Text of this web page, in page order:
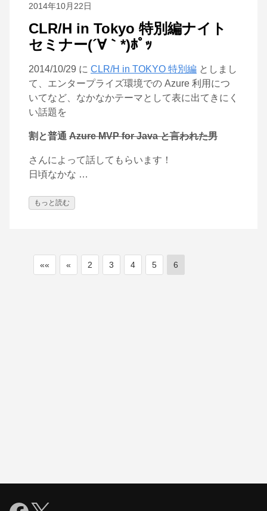
2014年10月22日
CLR/H in Tokyo 特別編ナイト
セミナー(´∀｀*)ﾎﾟｯ
2014/10/29 に CLR/H in TOKYO 特別編 としまし
て、エンタープライズ環境での Azure 利用につ
いてなど、なかなかテーマとして表に出てきにく
い話題を
割と普通 Azure MVP for Java と言われた男
さんによって話してもらいます！
日頃なかな …
もっと読む
«« « 2 3 4 5 6